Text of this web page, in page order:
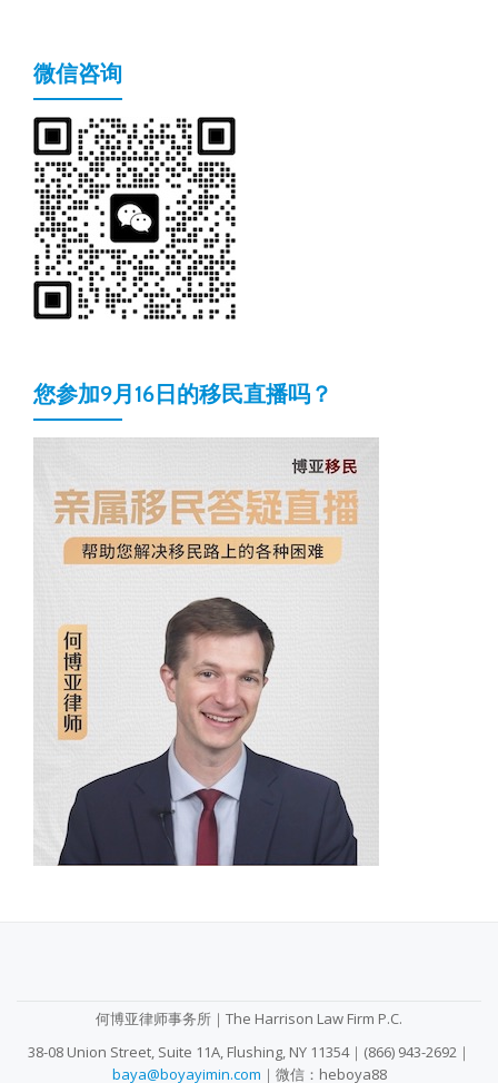
微信咨询
您参加9月16日的移民直播吗？
何博亚律师事务所｜The Harrison Law Firm P.C.
38-08 Union Street, Suite 11A, Flushing, NY 11354｜(866) 943-2692｜
baya@boyayimin.com ｜微信：heboya88